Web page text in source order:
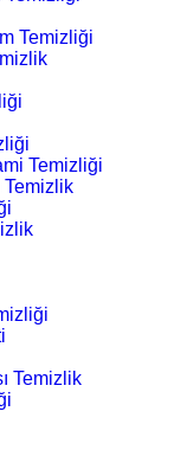
Temizliği
Temizliği
Temizlik
Temizlik